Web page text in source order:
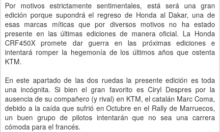
Por motivos estrictamente sentimentales, está será una gran
edición porque supondrá el regreso de Honda al Dakar, una de
esas marcas míticas que por diversos motivos no ha estado
presente en las últimas ediciones de manera oficial. La Honda
CRF450X promete dar guerra en las próximas ediciones e
intentará romper la hegemonía de los últimos años que ostenta
KTM.
En este apartado de las dos ruedas la presente edición es toda
una incógnita. Si bien el gran favorito es Ciryl Despres por la
ausencia de su compañero (y rival) en KTM, el catalán Marc Coma,
debido a la caída que sufrió en Octubre en el Rally de Marruecos,
un buen grupo de pilotos intentarán que no sea una carrera
cómoda para el francés.